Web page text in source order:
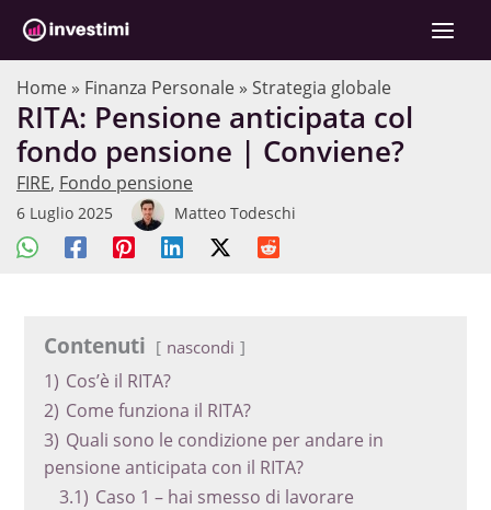
contenuto
Home » Finanza Personale » Strategia globale
RITA: Pensione anticipata col
fondo pensione | Conviene?
FIRE, Fondo pensione
6 Luglio 2025 Matteo Todeschi
Contenuti nascondi
1) Cos’è il RITA?
2) Come funziona il RITA?
3) Quali sono le condizione per andare in
pensione anticipata con il RITA?
3.1) Caso 1 – hai smesso di lavorare
C
r
c
a